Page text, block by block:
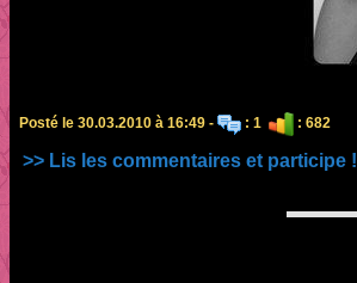
Posté le 30.03.2010 à 16:49 - : 1 : 682
>> Lis les commentaires et participe !